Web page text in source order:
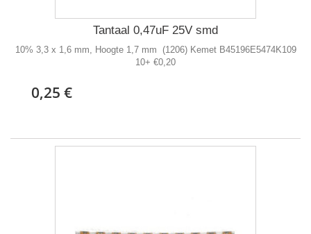
Tantaal 0,47uF 25V smd
10% 3,3 x 1,6 mm, Hoogte 1,7 mm (1206) Kemet B45196E5474K109
10+ €0,20
0,25 €